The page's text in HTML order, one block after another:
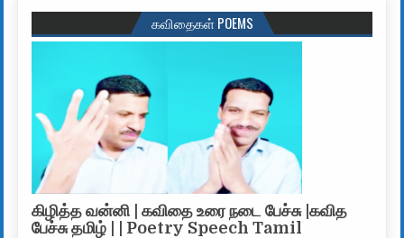
கவிதைகள் POEMS
கிழித்த வன்னி | கவிதை உரை நடை பேச்சு |கவித
பேச்சு தமிழ் | | Poetry Speech Tamil